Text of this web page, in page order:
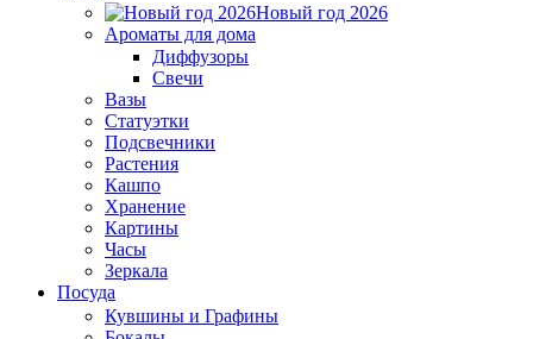
Новый год 2026
Ароматы для дома
Диффузоры
Свечи
Вазы
Статуэтки
Подсвечники
Растения
Кашпо
Хранение
Картины
Часы
Зеркала
Посуда
Кувшины и Графины